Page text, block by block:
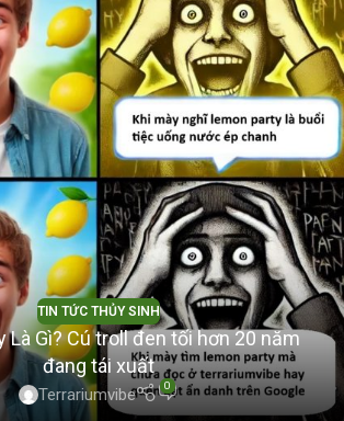
TIN TỨC THỦY SINH
Là Gì? Cú troll đen tối hơn 20 năm
đang tái xuất
Terrariumvibe 0